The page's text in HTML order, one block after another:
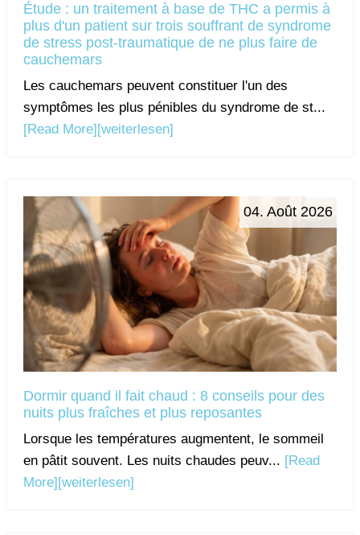
Étude : un traitement à base de THC a permis à
plus d'un patient sur trois souffrant de syndrome
de stress post-traumatique de ne plus faire de
cauchemars
Les cauchemars peuvent constituer l'un des
symptômes les plus pénibles du syndrome de st...
[Read More] [weiterlesen]
04. Août 2026
Dormir quand il fait chaud : 8 conseils pour des
nuits plus fraîches et plus reposantes
Lorsque les températures augmentent, le sommeil
en pâtit souvent. Les nuits chaudes peuv... [Read
More] [weiterlesen]